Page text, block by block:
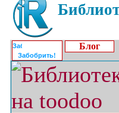
Забобрить!
Блог